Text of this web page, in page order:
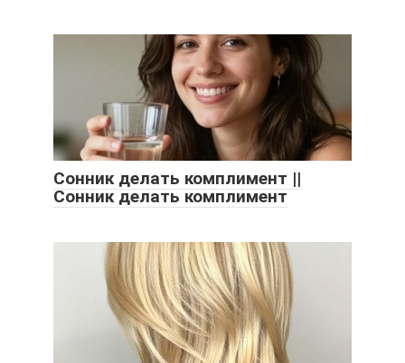
Сонник делать комплимент ||
Сонник делать комплимент